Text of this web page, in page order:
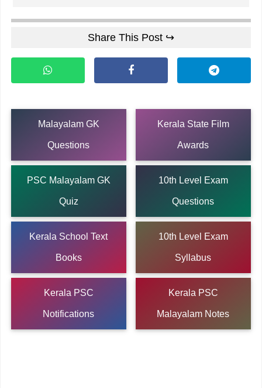
Share This Post ↪
Malayalam GK
Questions
Kerala State Film
Awards
PSC Malayalam GK
Quiz
10th Level Exam
Questions
Kerala School Text
Books
10th Level Exam
Syllabus
Kerala PSC
Notifications
Kerala PSC
Malayalam Notes